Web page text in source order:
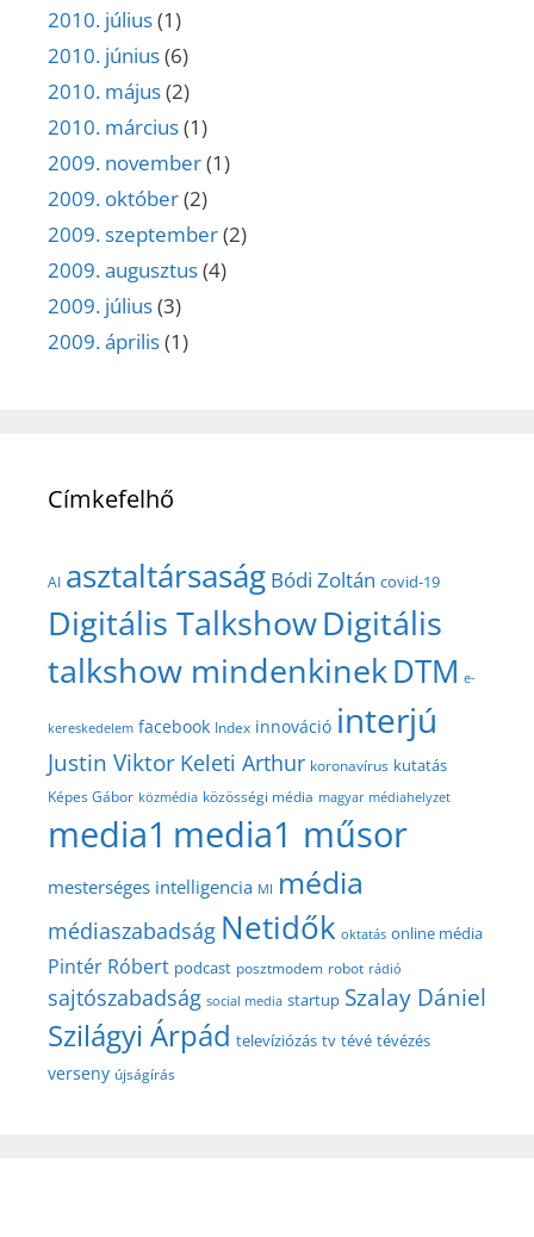
2010. július(1)
2010. június(6)
2010. május(2)
2010. március(1)
2009. november(1)
2009. október(2)
2009. szeptember(2)
2009. augusztus(4)
2009. július(3)
2009. április(1)
Címkefelhő
AI asztaltársaság Bódi Zoltán covid-19
Digitális TalkshowDigitális
talkshow mindenkinekDTM e-
kereskedelem facebook Index innováció interjú
Justin Viktor Keleti Arthur koronavírus kutatás
Képes Gábor közmédia közösségi média magyar médiahelyzet
media1 media1 műsor
mesterséges intelligencia MI média
médiaszabadság Netidők oktatás online média
Pintér Róbert podcast posztmodem robot rádió
sajtószabadság social media startup Szalay Dániel
Szilágyi Árpád televíziózás tv tévé tévézés
verseny újságírás